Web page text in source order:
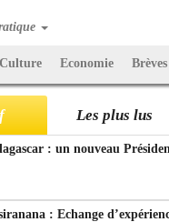
Culture Economie Brèves
Les plus lus
: un nouveau
: Echange